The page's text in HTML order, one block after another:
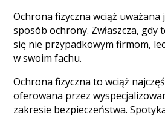
Ochrona fizyczna wciąż uważana
sposób ochrony. Zwłaszcza, gdy
się nie przypadkowym firmom,
w swoim fachu.
Ochrona fizyczna to wciąż
oferowana przez
zakresie bezpieczeństwa.